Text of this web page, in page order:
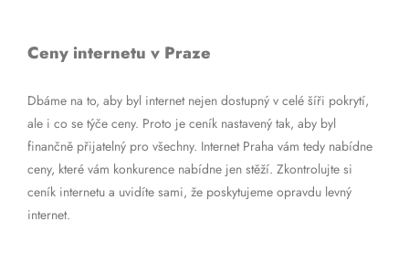
Ceny internetu v Praze
Dbáme na to, aby byl internet nejen dostupný v celé šíři pokrytí,
ale i co se týče ceny. Proto je ceník nastavený tak, aby byl
finančně přijatelný pro všechny. Internet Praha vám tedy nabídne
ceny, které vám konkurence nabídne jen stěží. Zkontrolujte si
ceník internetu a uvidíte sami, že poskytujeme opravdu levný
internet.